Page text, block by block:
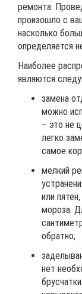
ремонта.
произошло с
насколько
определяется
Наиболее
являются
замена
можно
– это не
легко
самое
мелкий
или
мороза.
обратно;
нет